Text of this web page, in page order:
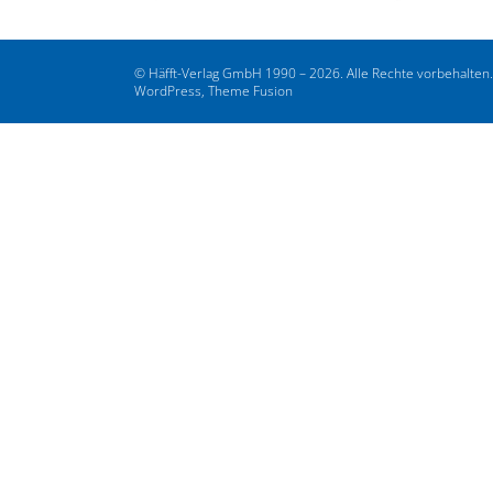
© Häfft-Verlag GmbH 1990 – 2026. Alle Rechte vorbehalten.
WordPress, Theme Fusion